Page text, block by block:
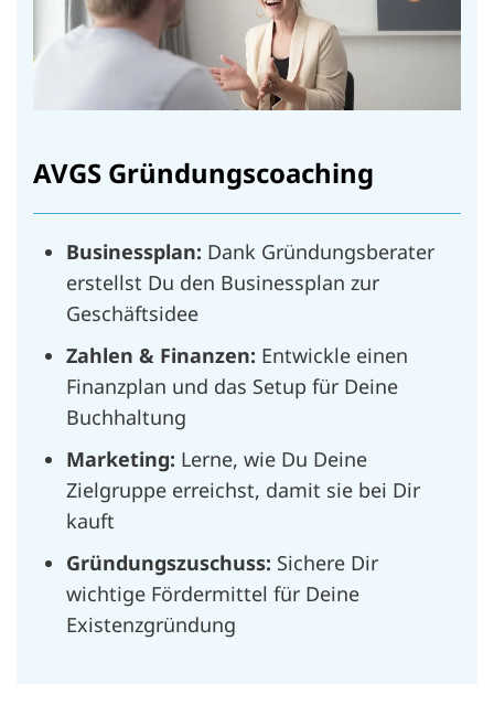
AVGS Gründungscoaching
Businessplan: Dank Gründungsberater
erstellst Du den Businessplan zur
Geschäftsidee
Zahlen & Finanzen: Entwickle einen
Finanzplan und das Setup für Deine
Buchhaltung
Marketing: Lerne, wie Du Deine
Zielgruppe erreichst, damit sie bei Dir
kauft
Gründungszuschuss: Sichere Dir
wichtige Fördermittel für Deine
Existenzgründung